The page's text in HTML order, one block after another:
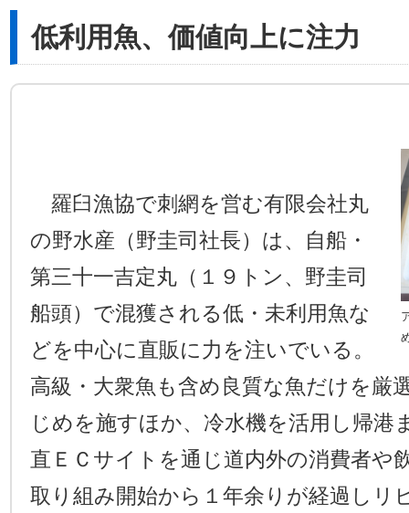
低利用魚、価値向上に注力
羅臼漁協で刺網を営む有限会社丸
の野水産（野圭司社長）は、自船・
第三十一吉定丸（１９トン、野圭司
船頭）で混獲される低・未利用魚な
どを中心に直販に力を注いでいる。
高級・大衆魚も含め良質な魚だけを厳
じめを施すほか、冷水機を活用し帰港
直ＥＣサイトを通じ道内外の消費者や
取り組み開始から１年余りが経過しリ